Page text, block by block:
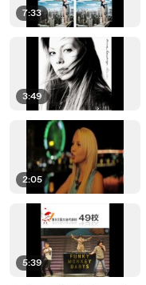
7:33
3:49
2:05
5:39